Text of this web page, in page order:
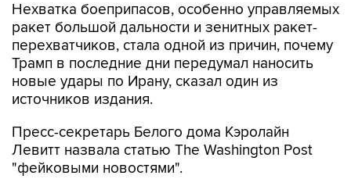
Нехватка боеприпасов, особенно управляемых
ракет большой дальности и зенитных ракет-
перехватчиков, стала одной из причин, почему
Трамп в последние дни передумал наносить
новые удары по Ирану, сказал один из
источников издания.
Пресс-секретарь Белого дома Кэролайн
Левитт назвала статью The Washington Post
"фейковыми новостями".